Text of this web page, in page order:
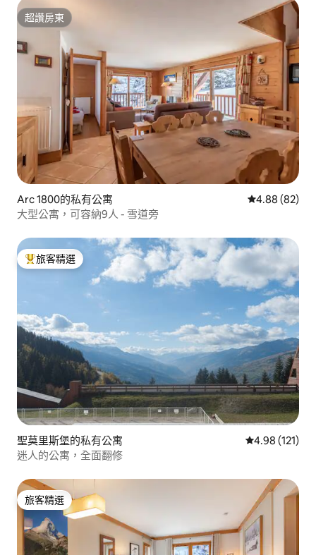
超讚房東
超讚房東
Arc 1800的私有公寓 從 82 則評價
4.88 (82)
大型公寓，可容納9人 - 雪道旁
旅客精選榜首
旅客精選
聖莫里斯堡的私有公寓 從 121 則評價
4.98 (121)
迷人的公寓，全面翻修
旅客精選
旅客精選